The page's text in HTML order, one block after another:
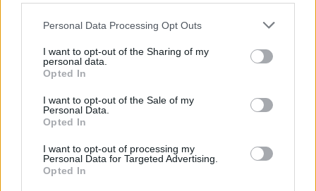
Please note that this website/app uses one or more Google
not limited to your visit or usage behaviour. You may click to
grant or deny consent to Google and its third-party tags to
use your data for below specified purposes in below Google
consent section.
Personal Data Processing Opt Outs
I want to opt-out of the Sharing of my
personal data.
Opted In
I want to opt-out of the Sale of my
Personal Data.
Opted In
I want to opt-out of processing my
Personal Data for Targeted Advertising.
Opted In
INTERNACIONAL